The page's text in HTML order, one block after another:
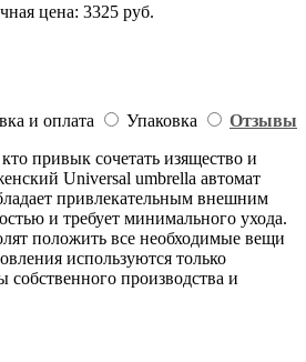
цена: 3325 руб.
и оплата Упаковка
Отзывы
привык сочетать изящество и
Universal umbrella автомат
привлекательным внешним
и требует минимального ухода.
положить все необходимые вещи
используются только
собственного производства и